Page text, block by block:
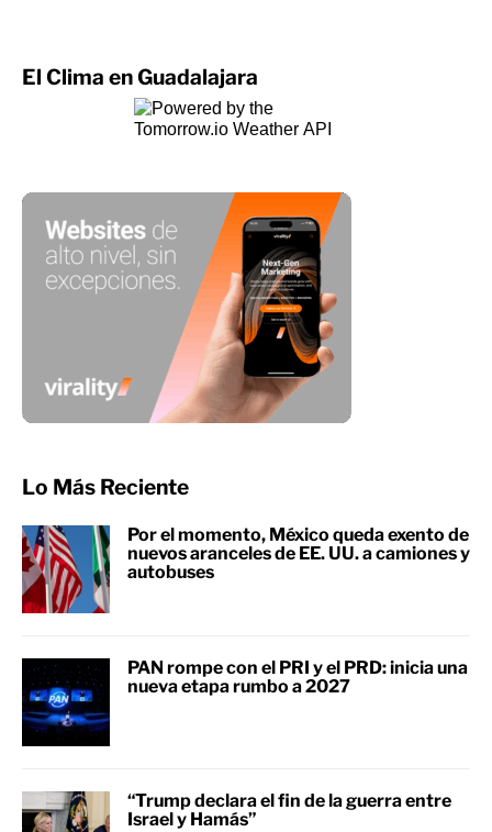
El Clima en Guadalajara
Lo Más Reciente
Por el momento, México queda exento de
nuevos aranceles de EE. UU. a camiones y
autobuses
PAN rompe con el PRI y el PRD: inicia una
nueva etapa rumbo a 2027
“Trump declara el fin de la guerra entre
Israel y Hamás”